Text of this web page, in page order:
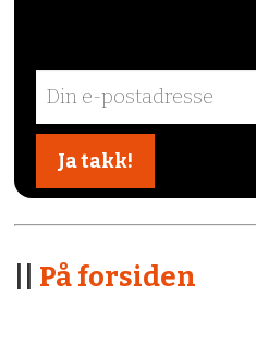
På forsiden